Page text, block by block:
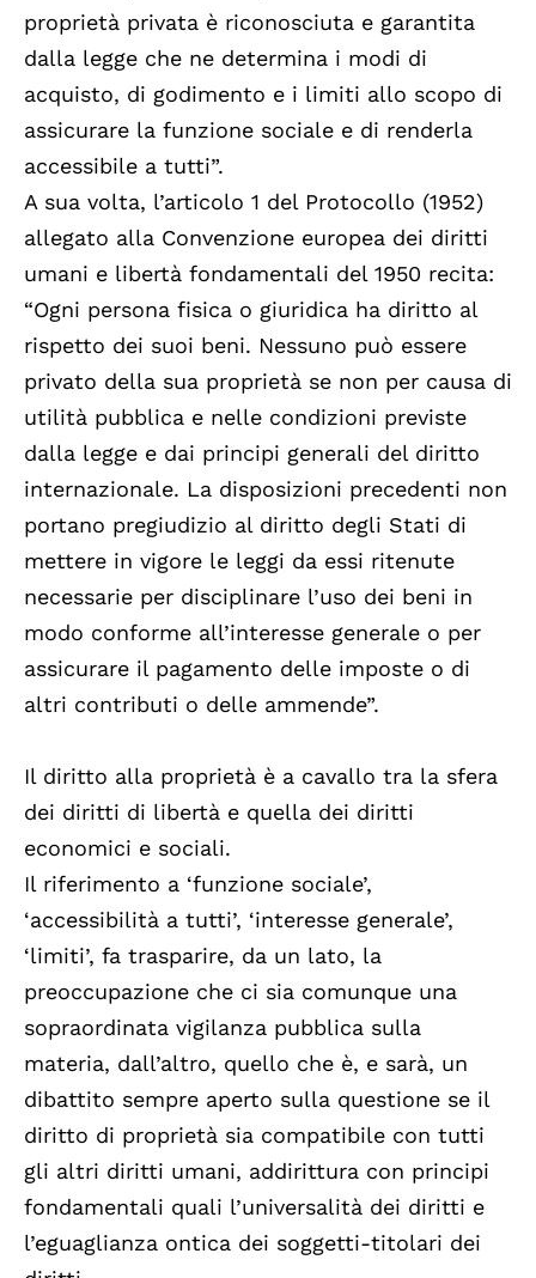
proprietà privata è riconosciuta e garantita
dalla legge che ne determina i modi di
acquisto, di godimento e i limiti allo scopo di
assicurare la funzione sociale e di renderla
accessibile a tutti”.
A sua volta, l’articolo 1 del Protocollo (1952)
allegato alla Convenzione europea dei diritti
umani e libertà fondamentali del 1950 recita:
“Ogni persona fisica o giuridica ha diritto al
rispetto dei suoi beni. Nessuno può essere
privato della sua proprietà se non per causa di
utilità pubblica e nelle condizioni previste
dalla legge e dai principi generali del diritto
internazionale. La disposizioni precedenti non
portano pregiudizio al diritto degli Stati di
mettere in vigore le leggi da essi ritenute
necessarie per disciplinare l’uso dei beni in
modo conforme all’interesse generale o per
assicurare il pagamento delle imposte o di
altri contributi o delle ammende”.
Il diritto alla proprietà è a cavallo tra la sfera
dei diritti di libertà e quella dei diritti
economici e sociali.
Il riferimento a ‘funzione sociale’,
‘accessibilità a tutti’, ‘interesse generale’,
‘limiti’, fa trasparire, da un lato, la
preoccupazione che ci sia comunque una
sopraordinata vigilanza pubblica sulla
materia, dall’altro, quello che è, e sarà, un
dibattito sempre aperto sulla questione se il
diritto di proprietà sia compatibile con tutti
gli altri diritti umani, addirittura con principi
fondamentali quali l’universalità dei diritti e
l’eguaglianza ontica dei soggetti-titolari dei